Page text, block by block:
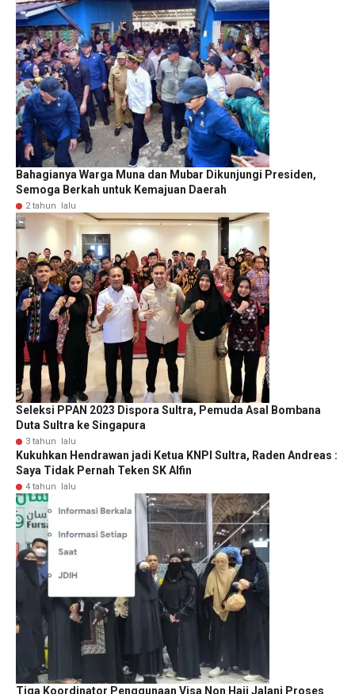
Bahagianya Warga Muna dan Mubar Dikunjungi Presiden,
Semoga Berkah untuk Kemajuan Daerah
2 tahun lalu
Seleksi PPAN 2023 Dispora Sultra, Pemuda Asal Bombana
Duta Sultra ke Singapura
3 tahun lalu
Kukuhkan Hendrawan jadi Ketua KNPI Sultra, Raden Andreas :
Saya Tidak Pernah Teken SK Alfin
4 tahun lalu
Tiga Koordinator Penggunaan Visa Non Haji Jalani Proses